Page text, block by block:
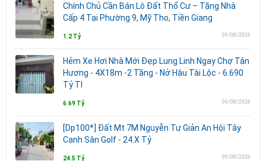
Chính Chủ Cần Bán Lô Đất Thổ Cư – Tặng Nhà
Cấp 4 Tại Phường 9, Mỹ Tho, Tiền Giang
1.2 Tỷ 09/08/2026
Hẻm Xe Hơi Nhà Mới Đẹp Lung Linh Ngay Chợ Tân
Hương - 4X18m -2 Tầng - Nở Hậu Tài Lộc - 6.690
Tỷ Tl
6.69 Tỷ 09/08/2026
[Dp100*] Đất Mt 7M Nguyễn Tư Giản An Hội Tây
Cạnh Sân Golf - 24.X Tỷ
24.5 Tỷ 09/08/2026